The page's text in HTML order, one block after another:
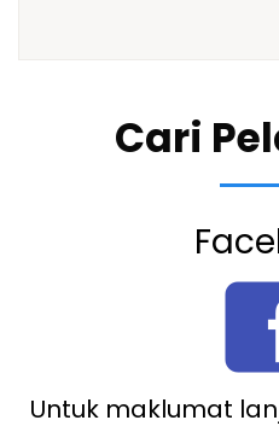
Cari
Untuk maklumat